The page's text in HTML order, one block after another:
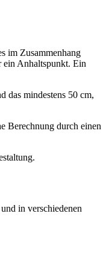
im Zusammenhang
ein Anhaltspunkt. Ein
das mindestens 50 cm,
Berechnung durch einen
in verschiedenen